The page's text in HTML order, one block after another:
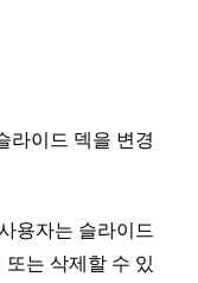
라이드 덱을 변경
용자는 슬라이드
는 삭제할 수 있